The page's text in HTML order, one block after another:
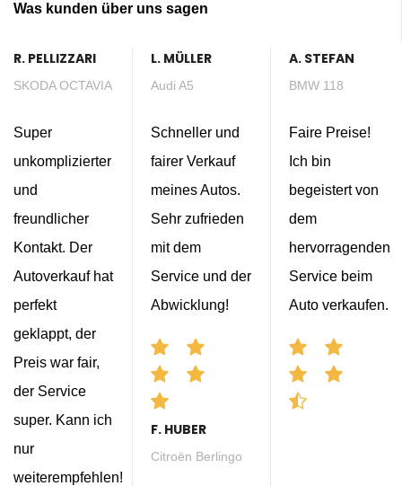
Was kunden über uns sagen
R. PELLIZZARI
SKODA OCTAVIA
Super
unkomplizierter
und
freundlicher
Kontakt. Der
Autoverkauf hat
perfekt
geklappt, der
Preis war fair,
der Service
super. Kann ich
nur
weiterempfehlen!
L. MÜLLER
Audi A5
Schneller und
fairer Verkauf
meines Autos.
Sehr zufrieden
mit dem
Service und der
Abwicklung!
A. STEFAN
BMW 118
Faire Preise!
Ich bin
begeistert von
dem
hervorragenden
Service beim
Auto verkaufen.
F. HUBER
Citroën Berlingo